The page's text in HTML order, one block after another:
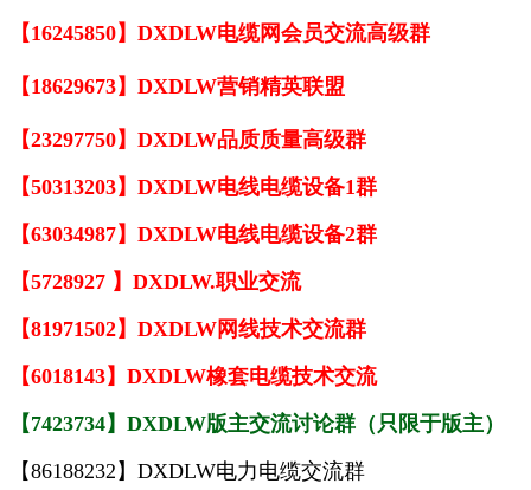
【16245850】DXDLW电缆网会员交流高级群
【18629673】DXDLW营销精英联盟
【23297750】DXDLW品质质量高级群
【50313203】DXDLW电线电缆设备1群
【63034987】DXDLW电线电缆设备2群
【5728927 】DXDLW.职业交流
【81971502】DXDLW网线技术交流群
【6018143】DXDLW橡套电缆技术交流
【7423734】DXDLW版主交流讨论群（只限于版主）
【86188232】DXDLW电力电缆交流群